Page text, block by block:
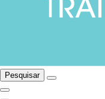
Pesquisar